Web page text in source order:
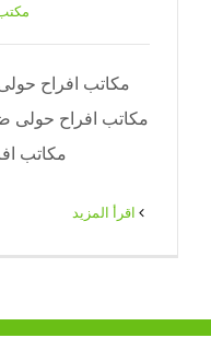
مكاتب افراح حولى
مكاتب